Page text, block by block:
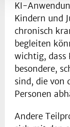
KI-
Kindern und
chronisch
begleiten
wichtig, dass
besondere,
sind, die von
Personen
Andere